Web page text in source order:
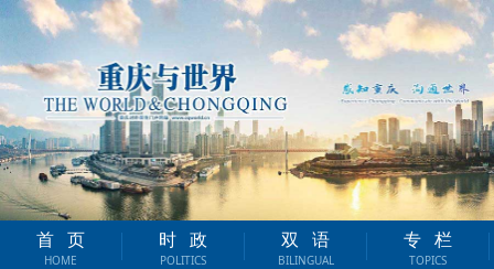
首页
HOME
时政
POLITICS
双语
BILINGUAL
专栏
TOPICS